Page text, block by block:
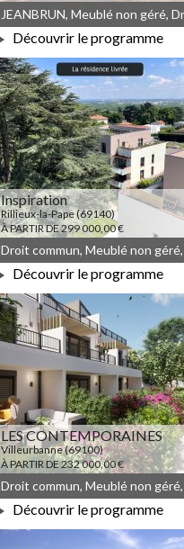
À PARTIR DE 275 000,00 €
Découvrir le programme
Inspiration
Rillieux-la-Pape (69140)
À PARTIR DE 299 000,00 €
À PARTIR DE 299 000,00 €
Découvrir le programme
LES CONTEMPORAINES
Villeurbanne (69100)
À PARTIR DE 232 000,00 €
Découvrir le programme